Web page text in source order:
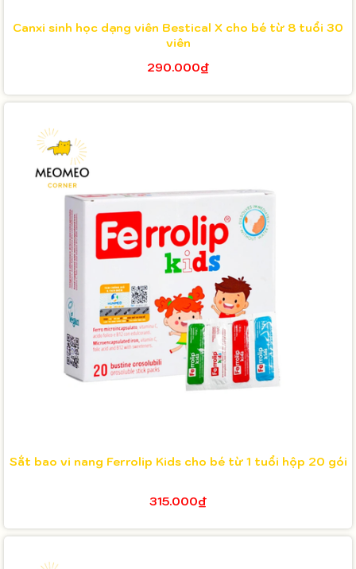
Canxi sinh học dạng viên Bestical X cho bé từ 8 tuổi 30
viên
290.000₫
Sắt bao vi nang Ferrolip Kids cho bé từ 1 tuổi hộp 20 gói
315.000₫